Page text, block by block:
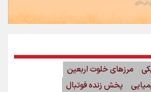
مرزهای خلوت اربعین
پخش زنده فوتبال